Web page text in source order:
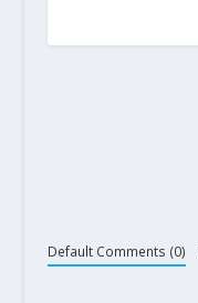
Default Comments (0)